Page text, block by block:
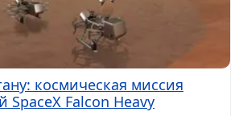
космическая миссия
SpaceX Falcon Heavy